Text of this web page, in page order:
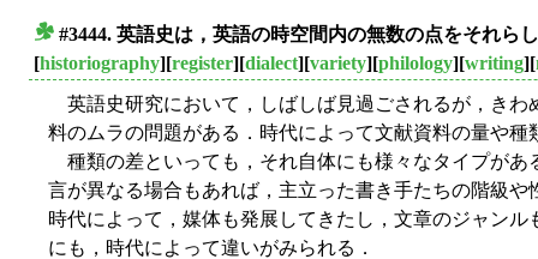
#3444. 英語史は，英語の時空間内の無数の点をそれら
[historiography][register][dialect][variety][philology][writing][
英語史研究において，しばしば見過ごされるが，きわ
料のムラの問題がある．時代によって文献資料の量や
種類の差といっても，それ自体にも様々なタイプがあ
言が異なる場合もあれば，主立った書き手たちの階級
時代によって，媒体も発展してきたし，文章のジャン
にも，時代によって違いがみられる．